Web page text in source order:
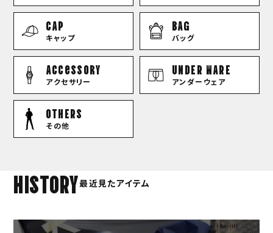
CAP
キャップ
BAG
バッグ
Accessory
アクセサリー
UNDER WARE
アンダーウェア
OTHERS
その他
HISTORY最近見たアイテム